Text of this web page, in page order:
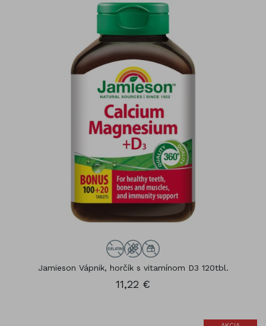
Jamieson Vápnik, horčík s vitamínom D3 120tbl.
11,22 €